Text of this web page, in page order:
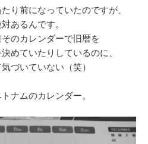
り前になっていたのですが、
あるんです。
のカレンダーで旧暦を
めていたりしているのに、
づいていない（笑）
ナムのカレンダー。